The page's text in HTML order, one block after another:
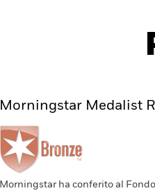
Morningstar Medalist
Morningstar ha conferito al